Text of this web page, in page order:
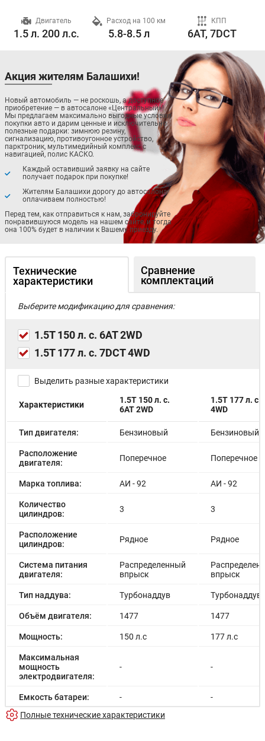
Двигатель
1.5 л. 200 л.с.
Расход на 100 км
5.8-8.5 л
КПП
6AT, 7DCT
Акция жителям Балашихи!
Новый автомобиль — не роскошь, а доступное
приобретение — в автосалоне «Центральный»!
Мы предлагаем максимально выгодные условия
покупки авто и дарим ценные и исключительно
полезные подарки: зимнюю резину,
сигнализацию, противоугонное устройство,
парктроник, мультимедийный комплекс с
навигацией, полис КАСКО.
Каждый оставивший заявку на сайте
получает подарок при покупке!
Жителям Балашихи дорогу до автосалона
оплачиваем полностью!
Перед тем, как отправиться к нам, забронируйте
понравившуюся модель на нашем сайте, и тогда
она 100% будет в наличии к Вашему приезду.
Технические
характеристики
Сравнение
комплектаций
Выберите модификацию для сравнения:
1.5T 150 л. с. 6AT 2WD
1.5T 177 л. с. 7DCT 4WD
Выделить разные характеристики
Характеристики
1.5T 150 л. с.
6AT 2WD
1.5T 177 л. с.
4WD
Тип двигателя: Бензиновый Бензиновый
Расположение
двигателя:
Поперечное Поперечное
Марка топлива: АИ - 92 АИ - 92
Количество
цилиндров:
3 3
Расположение
цилиндров:
Рядное Рядное
Система питания
двигателя:
Распределенный
впрыск
впрыск
Тип наддува: Турбонаддув Турбонаддув
Объём двигателя: 1477 1477
Мощность: 150 л.с 177 л.с
Максимальная
мощность
электродвигателя:
- -
Емкость батареи: - -
Запас хода на
Полные технические характеристики